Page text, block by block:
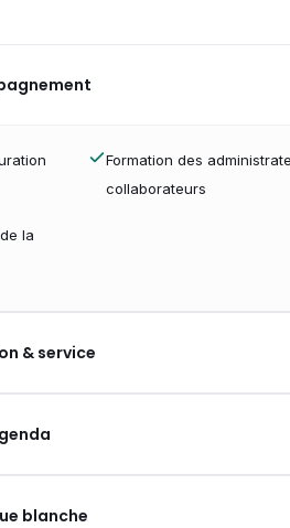
Formation des
collaborateurs
la
& service
blanche